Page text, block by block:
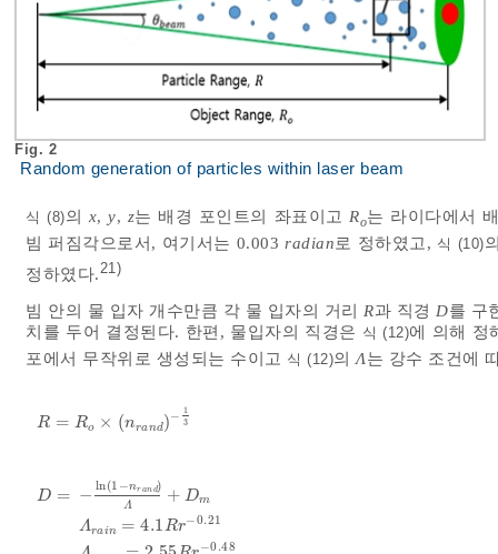
Fig. 2
Random generation of particles within laser beam
식 (8)의 x,y, z는 배경 포인트의 좌표이고 Ro는 라이다에서
빔 퍼짐각으로서, 여기서는 0.003 radian로 정하였고, 식 (10)
정하였다. 21)
빔 안의 물 입자 개수만큼 각 물 입자의 거리R과 직경D를 구
치를 두어 결정된다. 한편, 물입자의 직경은 식 (12)에 의해 정
포에서 무작위로 생성되는 수이고 식 (12)의Λ는 강수 조건에
R = Ro × (nrand)− 1
3
R=Ro ×nrand-1
D = − ln(1 −nrand)
Λ + Dm
Λrain = 4.1Rr−0.21
−0.48
D=-ln1-nrandΛ +DmΛ